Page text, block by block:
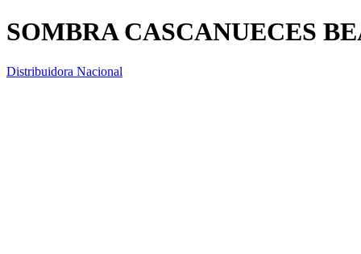
SOMBRA CASCANUECES
Distribuidora Nacional